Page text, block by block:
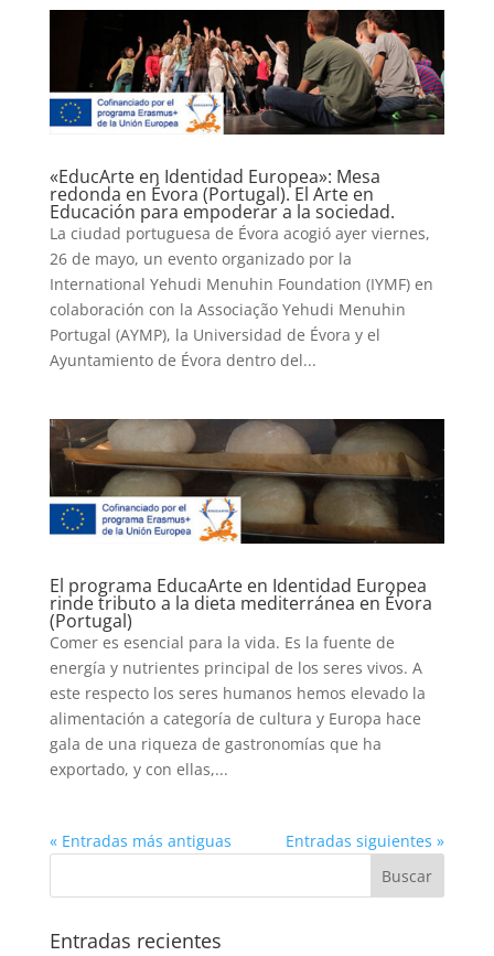
«EducArte en Identidad Europea»: Mesa
redonda en Évora (Portugal). El Arte en
Educación para empoderar a la sociedad.
La ciudad portuguesa de Évora acogió ayer viernes,
26 de mayo, un evento organizado por la
International Yehudi Menuhin Foundation (IYMF) en
colaboración con la Associação Yehudi Menuhin
Portugal (AYMP), la Universidad de Évora y el
Ayuntamiento de Évora dentro del...
El programa EducaArte en Identidad Europea
rinde tributo a la dieta mediterránea en Évora
(Portugal)
Comer es esencial para la vida. Es la fuente de
energía y nutrientes principal de los seres vivos. A
este respecto los seres humanos hemos elevado la
alimentación a categoría de cultura y Europa hace
gala de una riqueza de gastronomías que ha
exportado, y con ellas,...
« Entradas más antiguas Entradas siguientes »
Entradas recientes